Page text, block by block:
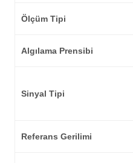
Ölçüm Tipi
Algılama Prensibi
Sinyal Tipi
Referans Gerilimi